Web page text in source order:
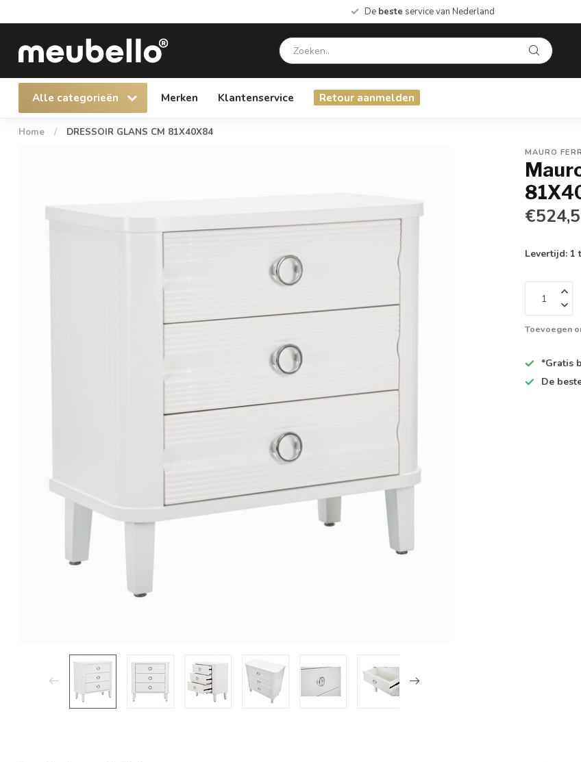
De beste service van Nederland
Alle categorieën Merken Klantenservice Retour aanmelden
Home / DRESSOIR GLANS CM 81X40X84
MAURO
Levertijd: 1
Toevoegen
*Gratis
De